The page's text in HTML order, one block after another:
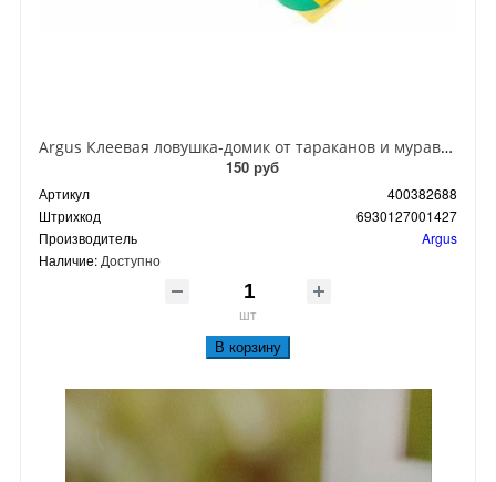
Argus Клеевая ловушка-домик от тараканов и муравьев
150 руб
Артикул
400382688
Штрихкод
6930127001427
Производитель
Argus
Наличие: Доступно
шт
В корзину